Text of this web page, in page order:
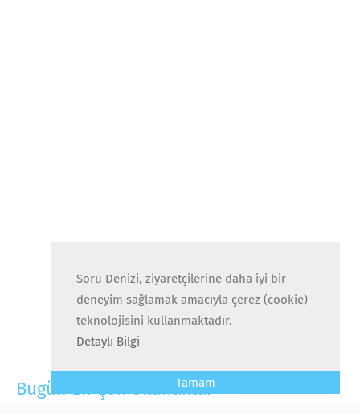
Bugün En Çok Okunanlar
Soru Denizi, ziyaretçilerine daha iyi bir
deneyim sağlamak amacıyla çerez (cookie)
teknolojisini kullanmaktadır.
Detaylı Bilgi
Tamam